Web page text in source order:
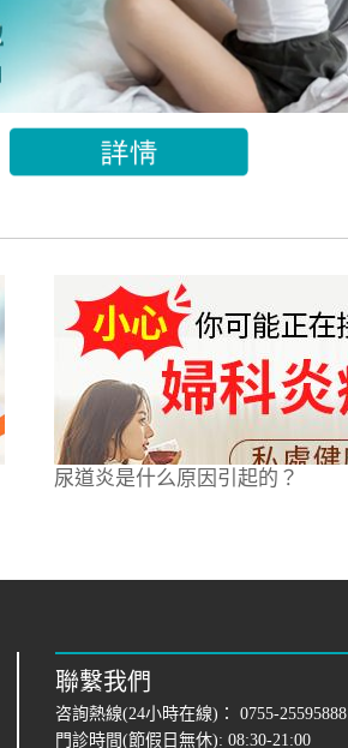
尿道炎是什么原因引起的？
聯繫我們
咨詢熱線(24小時在線)：0755-25595888
門診時間(節假日無休): 08:30-21:00